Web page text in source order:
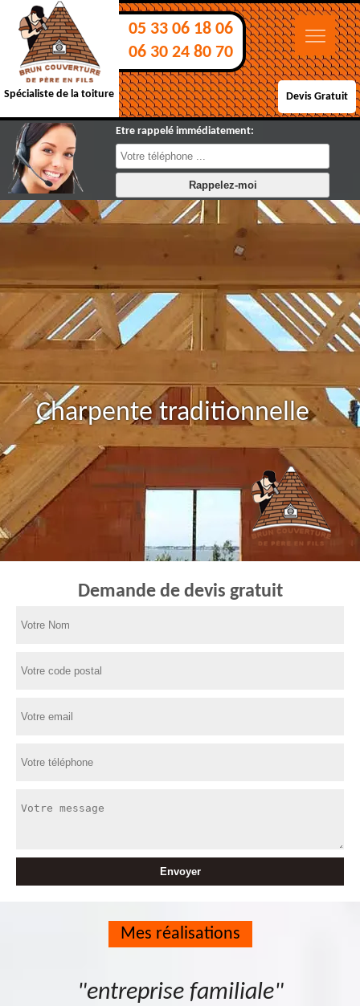
Spécialiste de la toiture
05 33 06 18 06
06 30 24 80 70
Devis Gratuit
Etre rappelé immédiatement:
Charpente traditionnelle
Demande de devis gratuit
Mes réalisations
"entreprise familiale"